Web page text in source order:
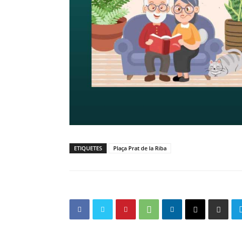
ETIQUETES Plaça Prat de la Riba